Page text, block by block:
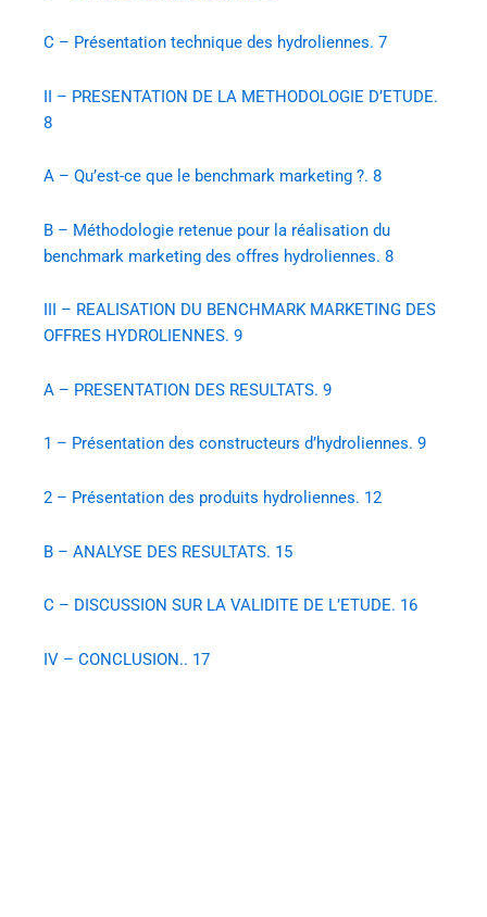
C – Présentation technique des hydroliennes. 7
II – PRESENTATION DE LA METHODOLOGIE D’ETUDE.
8
A – Qu’est-ce que le benchmark marketing ?. 8
B – Méthodologie retenue pour la réalisation du
benchmark marketing des offres hydroliennes. 8
III – REALISATION DU BENCHMARK MARKETING DES
OFFRES HYDROLIENNES. 9
A – PRESENTATION DES RESULTATS. 9
1 – Présentation des constructeurs d’hydroliennes. 9
2 – Présentation des produits hydroliennes. 12
B – ANALYSE DES RESULTATS. 15
C – DISCUSSION SUR LA VALIDITE DE L’ETUDE. 16
IV – CONCLUSION.. 17